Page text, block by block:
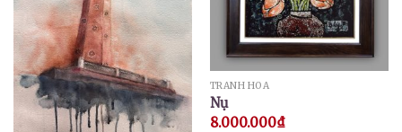
TRANH HOA
Nụ
8.000.000₫